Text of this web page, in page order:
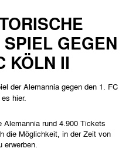
GEGEN
KÖLN II
der Alemannia gegen den 1. FC
hier.
rund 4.900 Tickets
die Möglichkeit, in der Zeit von